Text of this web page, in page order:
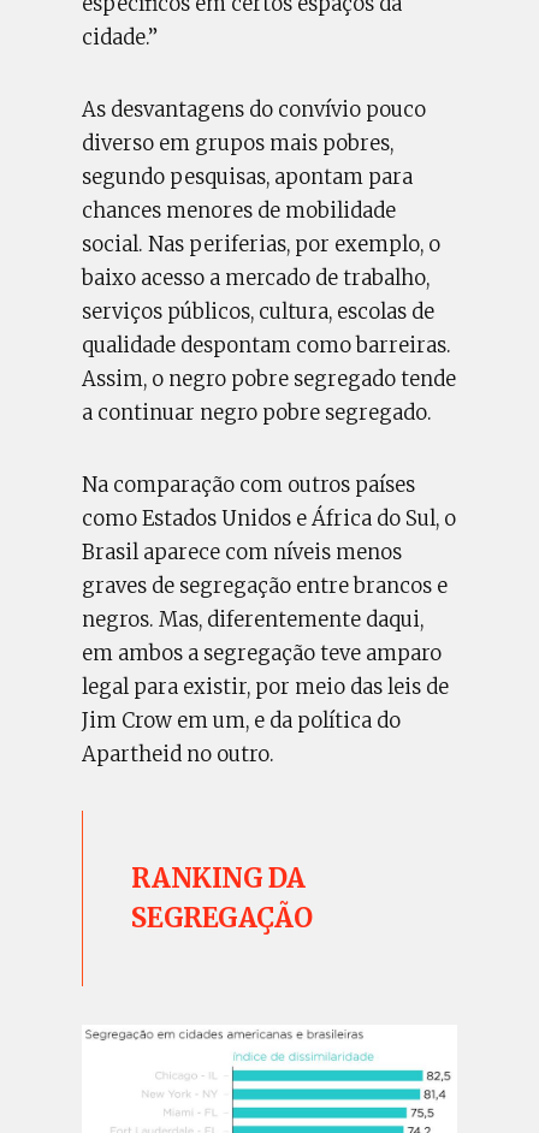
cidade.”
As desvantagens do convívio pouco
diverso em grupos mais pobres,
segundo pesquisas, apontam para
chances menores de mobilidade
social. Nas periferias, por exemplo, o
baixo acesso a mercado de trabalho,
serviços públicos, cultura, escolas de
qualidade despontam como barreiras.
Assim, o negro pobre segregado tende
a continuar negro pobre segregado.
Na comparação com outros países
como Estados Unidos e África do Sul, o
Brasil aparece com níveis menos
graves de segregação entre brancos e
negros. Mas, diferentemente daqui,
em ambos a segregação teve amparo
legal para existir, por meio das leis de
Jim Crow em um, e da política do
Apartheid no outro.
RANKING DA
SEGREGAÇÃO